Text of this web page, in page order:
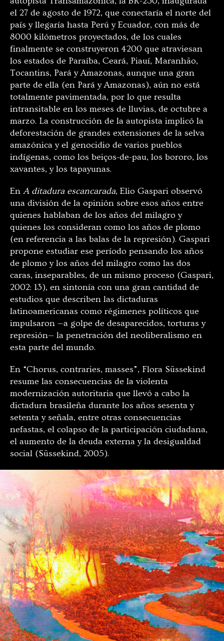
el 27 de agosto de 1972, que conectaría el norte del
país y llegaría hasta Perú y Ecuador, con más de
8000 kilómetros proyectados, de los cuales
finalmente se construyeron 4200 que atraviesan
los estados de Paraíba, Ceará, Piauí, Maranhão,
Tocantins, Pará y Amazonas, aunque una gran
parte de ella (en Pará y Amazonas), aún no está
totalmente pavimentada, por lo que resulta
intransitable en los meses de lluvias, de octubre a
marzo. La construcción de la autopista implicó la
deforestación de grandes extensiones de la selva
amazónica y el genocidio de varios pueblos
indígenas, como los beiços-de-pau, los bororo, los
xavantes, y los tapayunas.
En A ditadura escancarada, Elio Gaspari observó
una división de la opinión sobre esos años entre
quienes hablaban de los años del milagro y
quienes los consideran como los años de plomo
(en referencia a las balas de la represión). Gaspari
propone estudiar ese período pensando los años
de plomo y los años del milagro como las dos
caras, inseparables, de un mismo proceso (Gaspari,
2002: 13), en sintonía con una gran cantidad de
estudios que describen las dictaduras
latinoamericanas como régimenes políticos que
impulsaron —a golpe de desaparecidos, torturas y
represión— la penetración del neoliberalismo en
esta parte del mundo.
En “Chorus, contraries, masses”, Flora Süssekind
resume las consecuencias de la violenta
modernización autoritaria que llevó a cabo la
dictadura brasileña durante los años sesenta y
setenta y señala, entre otras consecuencias
nefastas, el colapso de la participación ciudadana,
el aumento de la deuda externa y la desigualdad
social (Süssekind, 2005).